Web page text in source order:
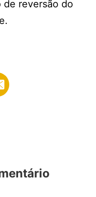
reversão do